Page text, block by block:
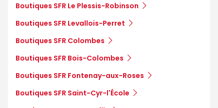
Boutiques SFR Le Plessis-Robinson
Boutiques SFR Levallois-Perret
Boutiques SFR Colombes
Boutiques SFR Bois-Colombes
Boutiques SFR Fontenay-aux-Roses
Boutiques SFR Saint-Cyr-l'École